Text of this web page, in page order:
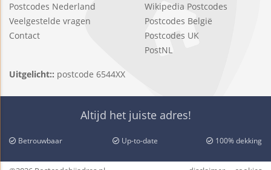
Postcodes Nederland
Veelgestelde vragen
Contact
Wikipedia Postcodes
Postcodes België
Postcodes UK
PostNL
Uitgelicht:: postcode 6544XX
Altijd het juiste adres!
Betrouwbaar Up-to-date 100% dekking